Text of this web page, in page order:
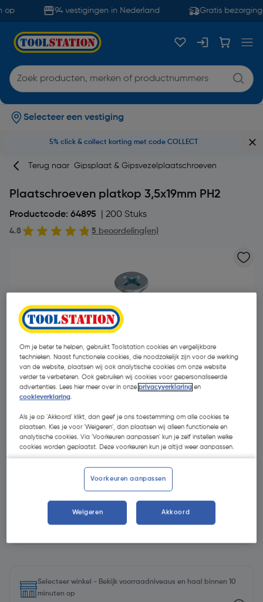
94 vestigingen in Nederland Gratis bezorging
Selecteer een vestiging
5% click & collect korting met code COLLECT
Terug naar Gipsplaat & Gipsvezelplaatschroeven
Plaatschroeven platkop 3,5x19mm PH2
Productcode: 64895 | 200 Stuks
4.8 5 beoordeling(en)
- 66 %
€ 5,24
| Excl. btw € 1,45
Kies productvariant(6)
Selecteer winkel - Bekijk voorraadniveaus en haal binnen 10
minuten op
Om je beter te helpen, gebruikt Toolstation cookies en vergelijkbare
technieken. Naast functionele cookies, die noodzakelijk zijn voor de werking
van de website, plaatsen wij ook analytische cookies om onze website
verder te verbeteren. Ook gebruiken wij cookies voor gepersonaliseerde
advertenties. Lees hier meer over in onzeprivacyverklaring en
cookieverklaring.
Als je op 'Akkoord' klikt, dan geef je ons toestemming om alle cookies te
plaatsen. Kies je voor 'Weigeren', dan plaatsen wij alleen functionele en
analytische cookies. Via 'Voorkeuren aanpassen' kun je zelf instellen welke
cookies worden geplaatst. Deze voorkeuren kun je altijd weer aanpassen.
Voorkeuren aanpassen
Weigeren Akkoord